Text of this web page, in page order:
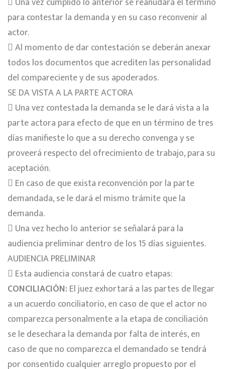
para contestar la demanda y en su caso reconvenir al
actor.
 Al momento de dar contestación se deberán anexar
todos los documentos que acrediten las personalidad
del compareciente y de sus apoderados.
SE DA VISTA A LA PARTE ACTORA
 Una vez contestada la demanda se le dará vista a la
parte actora para efecto de que en un término de tres
días manifieste lo que a su derecho convenga y se
proveerá respecto del ofrecimiento de trabajo, para su
aceptación.
 En caso de que exista reconvención por la parte
demandada, se le dará el mismo trámite que la
demanda.
 Una vez hecho lo anterior se señalará para la
audiencia preliminar dentro de los 15 días siguientes.
AUDIENCIA PRELIMINAR
 Esta audiencia constará de cuatro etapas:
CONCILIACIÓN: El juez exhortará a las partes de llegar
a un acuerdo conciliatorio, en caso de que el actor no
comparezca personalmente a la etapa de conciliación
se le desechara la demanda por falta de interés, en
caso de que no comparezca el demandado se tendrá
por consentido cualquier arreglo propuesto por el